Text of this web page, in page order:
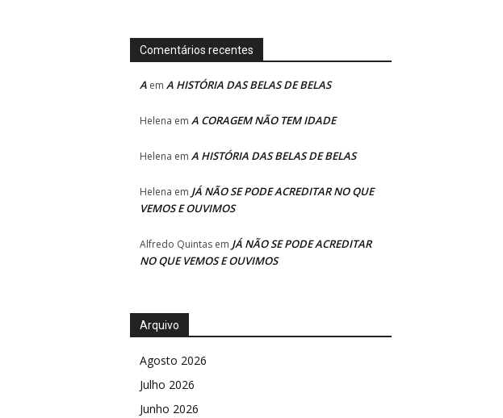
Comentários recentes
A em A HISTÓRIA DAS BELAS DE BELAS
Helena em A CORAGEM NÃO TEM IDADE
Helena em A HISTÓRIA DAS BELAS DE BELAS
Helena em JÁ NÃO SE PODE ACREDITAR NO QUE
VEMOS E OUVIMOS
Alfredo Quintas em JÁ NÃO SE PODE ACREDITAR
NO QUE VEMOS E OUVIMOS
Arquivo
Agosto 2026
Julho 2026
Junho 2026